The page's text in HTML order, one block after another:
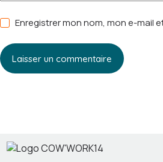
Enregistrer mon nom, mon e-mail
Laisser un commentaire